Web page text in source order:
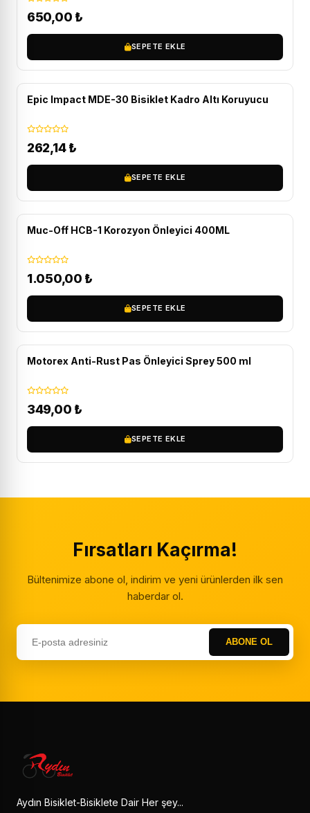
650,00 ₺
SEPETE EKLE
Epic Impact MDE-30 Bisiklet Kadro Altı Koruyucu
262,14₺
SEPETE EKLE
Muc-Off HCB-1 Korozyon Önleyici 400ML
1.050,00 ₺
SEPETE EKLE
Motorex Anti-Rust Pas Önleyici Sprey 500 ml
349,00 ₺
SEPETE EKLE
Fırsatları Kaçırma!
Bültenimize abone ol, indirim ve yeni ürünlerden ilk sen
haberdar ol.
ABONE OL
Aydın Bisiklet-Bisiklete Dair Her şey...